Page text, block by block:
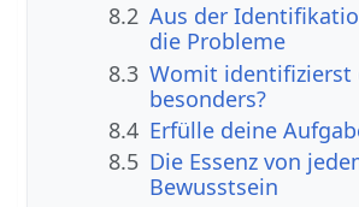
8.2 Aus der
die Probleme
8.3 Womit identifizierst
besonders?
8.4 Erfülle deine
8.5 Die Essenz von
Bewusstsein